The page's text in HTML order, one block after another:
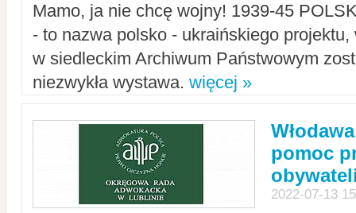
Mamo, ja nie chcę wojny! 1939-45
- to nazwa polsko - ukraińskiego
w siedleckim Archiwum Państwowym
niezwykła wystawa. więcej »
pomoc
2022-07-13